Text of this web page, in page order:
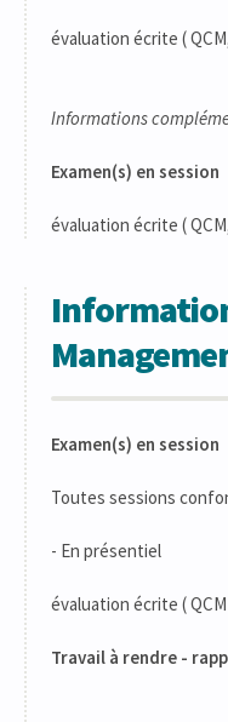
évaluation écrite (
Informations
Examen(s) en session
évaluation écrite (
Examen(s) en session
Toutes sessions
- En présentiel
évaluation écrite (
Travail à rendre -